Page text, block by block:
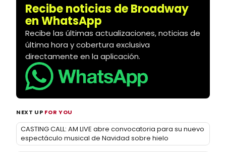
Recibe noticias de Broadway
en WhatsApp
Recibe las últimas actualizaciones, noticias de
última hora y cobertura exclusiva
directamente en la aplicación.
NEXT UP FOR YOU
CASTING CALL: AM LIVE abre convocatoria para su nuevo
espectáculo musical de Navidad sobre hielo